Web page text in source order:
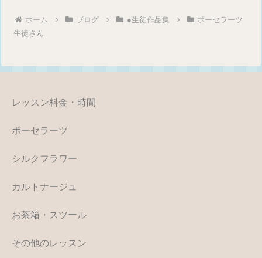
ホーム ブログ ●生徒作品集
ポーセラーツ
生徒さん
レッスン料金・時間
ポーセラーツ
シルクフラワー
カルトナージュ
お茶箱・スツール
その他のレッスン